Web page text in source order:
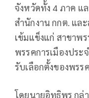
จังหวัดทั้ง 4 ภาค แ
สำนักงาน กกต. และ
เข้มแข็งแก่ สาขาพ
พรรคการเมืองประ
รับเลือกตั้งของพรร
โดยนายอิทธิพร กล่